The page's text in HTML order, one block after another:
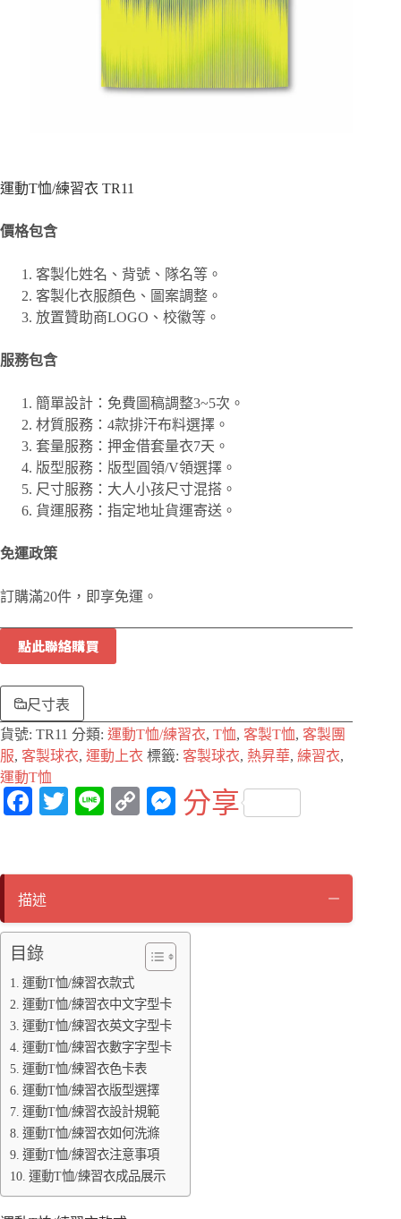
運動T恤/練習衣 TR11
價格包含
客製化姓名、背號、隊名等。
客製化衣服顏色、圖案調整。
放置贊助商LOGO、校徽等。
服務包含
簡單設計：免費圖稿調整3~5次。
材質服務：4款排汗布料選擇。
套量服務：押金借套量衣7天。
版型服務：版型圓領/V領選擇。
尺寸服務：大人小孩尺寸混搭。
貨運服務：指定地址貨運寄送。
免運政策
訂購滿20件，即享免運。
點此聯絡購買
尺寸表
貨號: TR11 分類: 運動T恤/練習衣, T恤, 客製T恤, 客製團
服, 客製球衣, 運動上衣 標籤: 客製球衣, 熱昇華, 練習衣,
運動T恤
Fa
ok
T
Li
C
nk
M
er
分享
描述
目錄
運動T恤/練習衣款式
運動T恤/練習衣中文字型卡
運動T恤/練習衣英文字型卡
運動T恤/練習衣數字字型卡
運動T恤/練習衣色卡表
運動T恤/練習衣版型選擇
運動T恤/練習衣設計規範
運動T恤/練習衣如何洗滌
運動T恤/練習衣注意事項
運動T恤/練習衣成品展示